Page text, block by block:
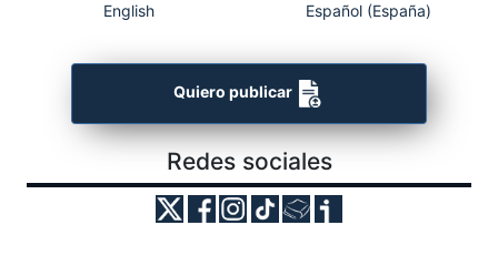
English Español (España)
Quiero publicar
Redes sociales